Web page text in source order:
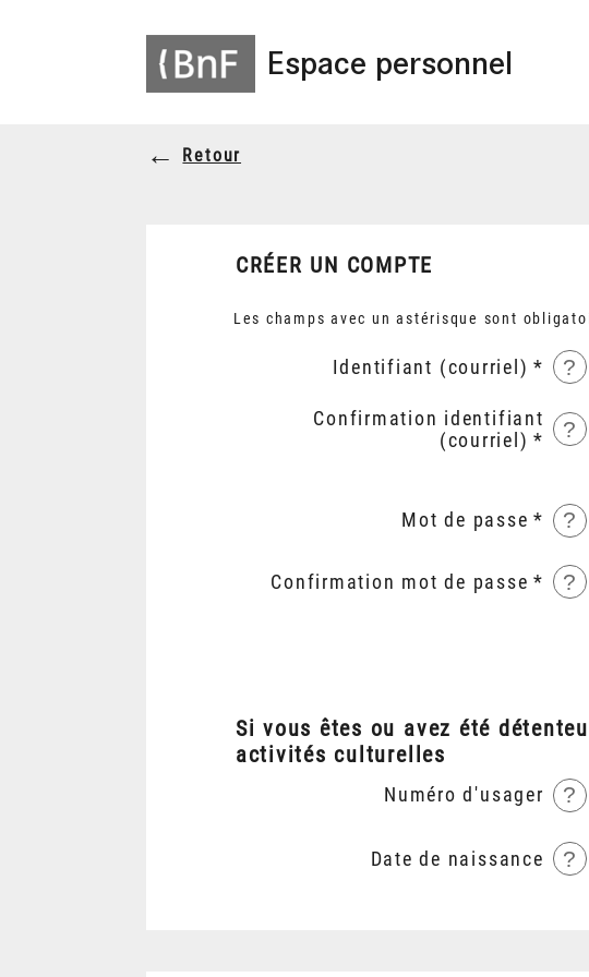
Espace personnel
Retour
CRÉER UN COMPTE
Les champs avec un astérisque sont
Identifiant (courriel) ?
Confirmation identifiant
(courriel)
?
Mot de passe ?
Confirmation mot de passe ?
Si vous êtes ou avez été
activités culturelles
Numéro d'usager ?
Date de naissance ?